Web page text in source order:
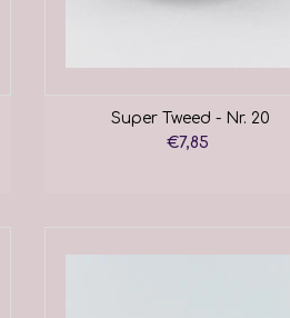
Super Tweed - Nr. 20
€7,85